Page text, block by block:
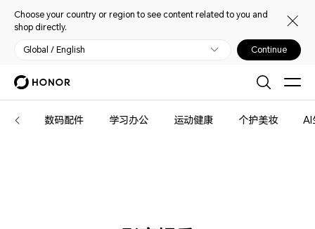
Choose your country or region to see content related to you and
shop directly.
Global / English Continue
防 数码配件 学习办公 运动健康 个护美妆 AI
荣